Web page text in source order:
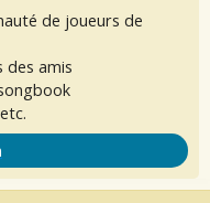
de joueurs de
amis